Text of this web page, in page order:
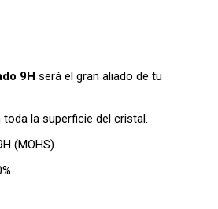
9H será el gran aliado de tu
toda la superficie del cristal.
(MOHS).